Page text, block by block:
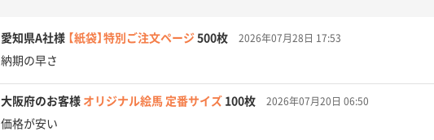
愛知県A社様 【紙袋】特別ご注文ページ 500枚 2026年07月28日 17:53
納期の早さ
大阪府のお客様 オリジナル絵馬 定番サイズ 100枚 2026年07月20日 06:50
価格が安い